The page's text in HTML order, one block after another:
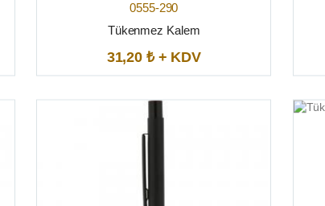
0555-290
Tükenmez Kalem
31,20 ₺ + KDV